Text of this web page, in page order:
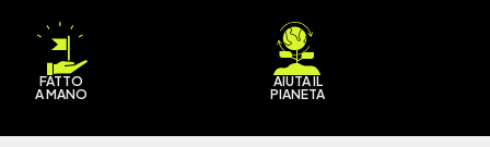
FATTO
A MANO
AIUTA IL
PIANETA